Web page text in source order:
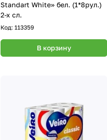
Standart White» бел. (1*8рул.)
2-х сл.
Код: 113359
В корзину